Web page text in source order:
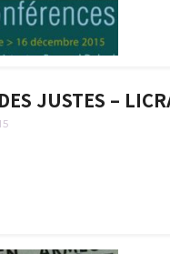
JUSTES –